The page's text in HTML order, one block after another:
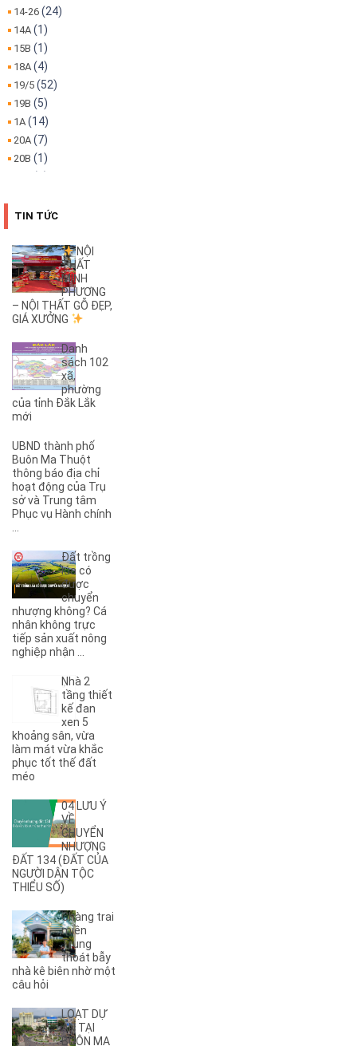
14-26 (24)
14A (1)
15B (1)
18A (4)
19/5 (52)
19B (5)
1A (14)
20A (7)
20B (1)
25B(4)
26B(1)
27B(2)
2KC(1)
30/4(29)
32(1)
32A(1)
3A(1)
3B(3)
3KC (1)
4A(1)
5A(1)
5KC(3)
6A(1)
6B (1)
8B(3)
8KC(1)
9A(1)
9KC(1)
A(7)
A Dừa(5)
(7)
(3)
A12 (6)
A13(2)
A14(1)
A2(7)
A3(5)
A5(8)
A6(5)
A7(17)
A8(3)
A9(2)
Ama Jhao(27)
Ama Khê (44)
Ama Pui
Ami Đoan(2)
An Dương Vương (8)
TIN TỨC
NỘI
THẤT
MINH
PHƯƠNG
– NỘI THẤT GỖ ĐẸP,
GIÁ XƯỞNG
Danh
sách 102
xã,
phường
của tỉnh Đắk Lắk
mới
UBND thành phố
Buôn Ma Thuột
thông báo địa chỉ
hoạt động của Trụ
sở và Trung tâm
Phục vụ Hành chính
Đất trồng
lúa có
được
chuyển
nhượng không? Cá
nhân không trực
tiếp sản xuất nông
nghiệp nhận ...
Nhà 2
tầng thiết
kế đan
xen 5
khoảng sân, vừa
làm mát vừa khắc
phục tốt thế đất
méo
04 LƯU Ý
VỀ
CHUYỂN
NHƯỢNG
ĐẤT 134 (ĐẤT CỦA
NGƯỜI DÂN TỘC
THIỂU SỐ)
Chàng trai
miền
Trung
thoát bẫy
nhà kê biên nhờ một
câu hỏi
LOẠT DỰ
ÁN TẠI
BUÔN MA